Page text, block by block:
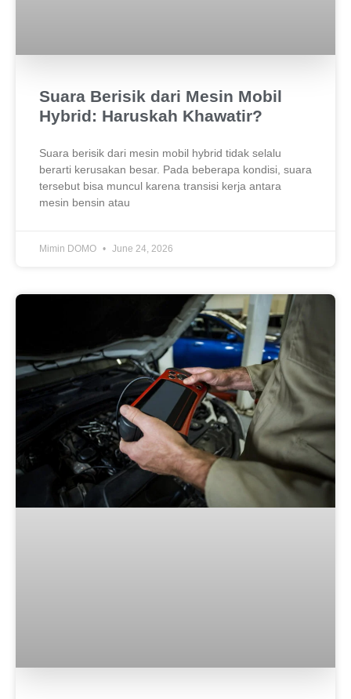
Suara Berisik dari Mesin Mobil
Hybrid: Haruskah Khawatir?
Suara berisik dari mesin mobil hybrid tidak selalu
berarti kerusakan besar. Pada beberapa kondisi, suara
tersebut bisa muncul karena transisi kerja antara
mesin bensin atau
Mimin DOMO June 24, 2026